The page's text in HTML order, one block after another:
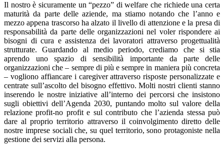
Il nostro è sicuramente un “pezzo” di welfare che richiede una certa
maturità da parte delle aziende, ma stiamo notando che l’anno e
mezzo appena trascorso ha alzato il livello di attenzione e la presa di
responsabilità da parte delle organizzazioni nel voler rispondere ai
bisogni di cura e assistenza dei lavoratori attraverso progettualità
strutturate. Guardando al medio periodo, crediamo che si stia
aprendo uno spazio di sensibilità importante da parte delle
organizzazioni che – sempre di più e sempre in maniera più concreta
– vogliono affiancare i caregiver attraverso risposte personalizzate e
centrate sull’ascolto del bisogno effettivo. Molti nostri clienti stanno
inserendo le nostre iniziative all’interno dei percorsi che insistono
sugli obiettivi dell’Agenda 2030, puntando molto sul valore della
relazione profit-no profit e sul contributo che l’azienda stessa può
dare al proprio territorio attraverso il coinvolgimento diretto delle
nostre imprese sociali che, su quel territorio, sono protagoniste nella
gestione dei servizi alla persona.